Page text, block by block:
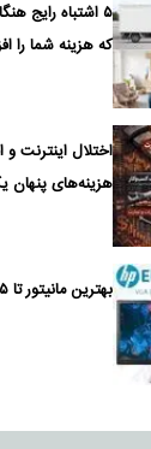
۵ اشتباه رایج
که هزینه شما را
اختلال اینترنت و
هزینه‌های
بهترین مانیتور تا ۱۵ میلیون تومان